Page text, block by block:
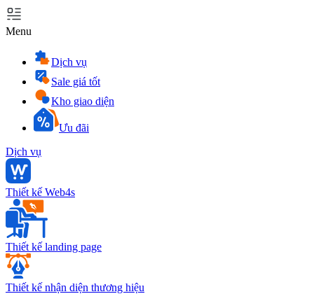
Menu
Dịch vụ
Sale giá tốt
Kho giao diện
Ưu đãi
Dịch vụ
Thiết kế Web4s
Thiết kế landing page
Thiết kế nhận diện thương hiệu